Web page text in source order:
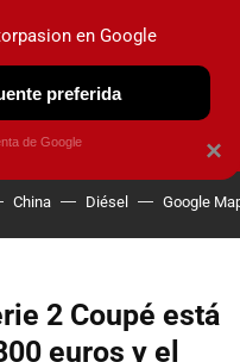
OBSERVATORIO
China Diésel Google
2 Coupé está
euros y el
×
en Google
preferida
de Google